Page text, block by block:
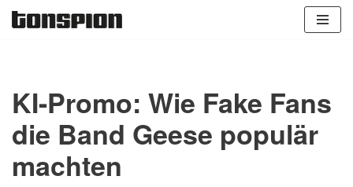
KI-Promo: Wie Fake Fans
die Band Geese populär
machten